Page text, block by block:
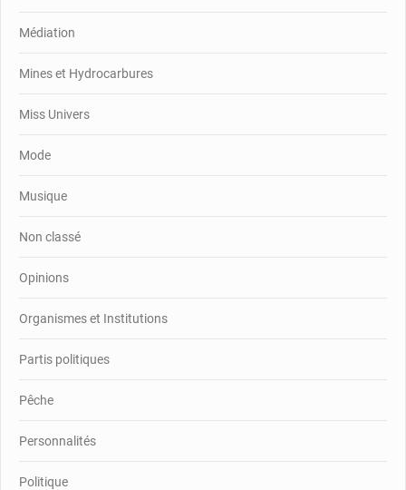
Médiation
Mines et Hydrocarbures
Miss Univers
Mode
Musique
Non classé
Opinions
Organismes et Institutions
Partis politiques
Pêche
Personnalités
Politique